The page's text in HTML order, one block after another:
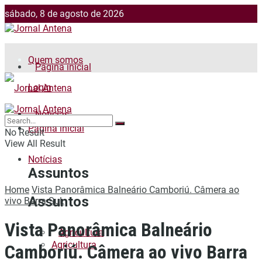
sábado, 8 de agosto de 2026
Jornalismo: (51) 98599 2486
Quem somos
Login
Página inicial
Notícias
Assuntos
Agricultura
Página inicial
Notícias
Assuntos
Agricultura
No Result
View All Result
Home Vista Panorâmica Balneário Camboriú. Câmera ao
vivo Barra Sul.
Vista Panorâmica Balneário
Camboriú. Câmera ao vivo Barra